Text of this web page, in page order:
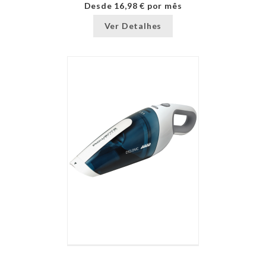
Desde 16,98 € por mês
Ver Detalhes